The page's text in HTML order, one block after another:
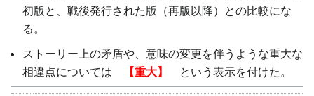
初版と、戦後発行された版（再版以降）との比較にな
る。
ストーリー上の矛盾や、意味の変更を伴うような重大な
相違点については
【重大】 という表示を付けた。